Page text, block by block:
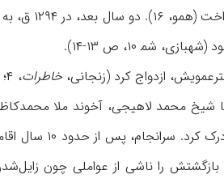
نزد حاج
شم‍ ۱۰، ص ۱۳-۱۴).
خاطرات
محمد لاهیجی، آخوند ملا محمدکاظم
را ناشی از عواملی چون